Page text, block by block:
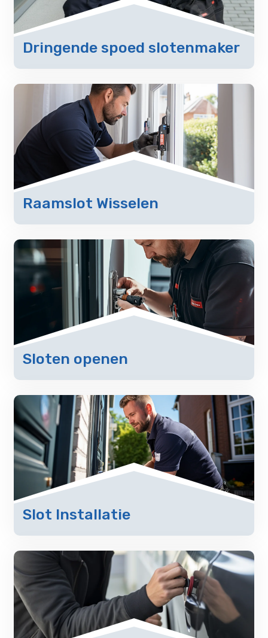
Dringende spoed slotenmaker
Raamslot Wisselen
Sloten openen
Slot Installatie